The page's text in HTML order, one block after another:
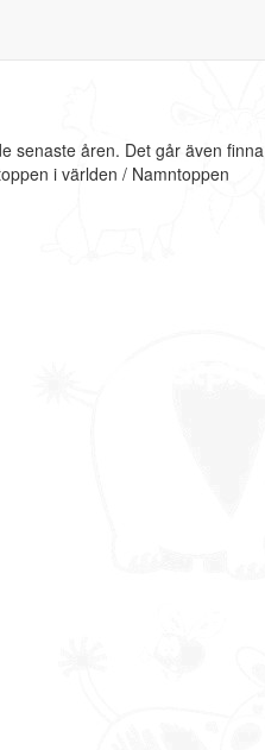
senaste åren. Det går även finna
i världen / Namntoppen